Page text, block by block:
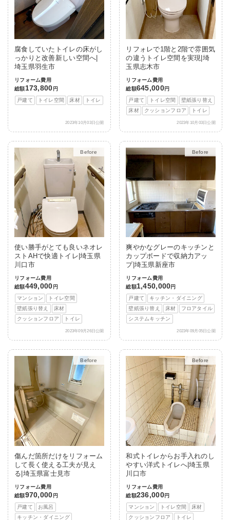
腐食していたトイレの床がし
っかりと改善新しい空間へ|
埼玉県羽生市
リフォーム費用
総額173,800 円
戸建て
トイレ空間 床材 トイレ
2023年10月03日公開
リフォレで1階と2階で雰囲気
の違うトイレ空間を実現|埼
玉県志木市
リフォーム費用
総額645,000円
戸建て
トイレ空間
壁紙張り替え
床材
クッションフロア トイレ
2023年10月03日公開
After
使い勝手がとても良いネオレ
ストAHで快適トイレ|埼玉県
川口市
リフォーム費用
総額449,000 円
マンション
トイレ空間
壁紙張り替え
床材
クッションフロア
トイレ
2023年09月26日公開
After
爽やかなグレーのキッチンと
カップボードで収納力アッ
プ|埼玉県新座市
リフォーム費用
総額1,450,000円
戸建て
キッチン・ダイニング
壁紙張り替え
床材
フロアタイル
システムキッチン
2023年09月05日公開
After
傷んだ箇所だけをリフォーム
して長く使える工夫が見え
る|埼玉県富士見市
リフォーム費用
総額970,000 円
戸建て
お風呂
キッチン・ダイニング
After
和式トイレからお手入れのし
やすい洋式トイレへ|埼玉県
川口市
リフォーム費用
総額236,000円
マンション
トイレ空間
床材
クッションフロア
トイレ